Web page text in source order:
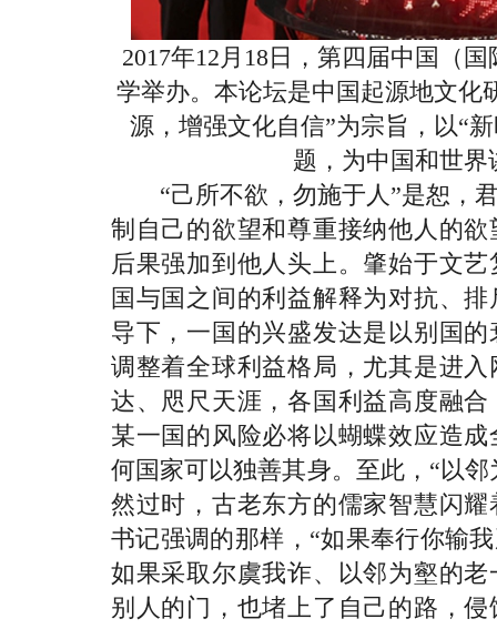
2017年12月18日，第四届中国（
学举办。本论坛是中国起源地文化
源，增强文化自信”为宗旨，以“
题，为中国和世界
“己所不欲，勿施于人”是恕，
制自己的欲望和尊重接纳他人的
后果强加到他人头上。肇始于文
国与国之间的利益解释为对抗、
导下，一国的兴盛发达是以别国
调整着全球利益格局，尤其是进
达、咫尺天涯，各国利益高度融
某一国的风险必将以蝴蝶效应造
何国家可以独善其身。至此，“以
然过时，古老东方的儒家智慧闪
书记强调的那样，“如果奉行你输
如果采取尔虞我诈、以邻为壑的
别人的门，也堵上了自己的路，